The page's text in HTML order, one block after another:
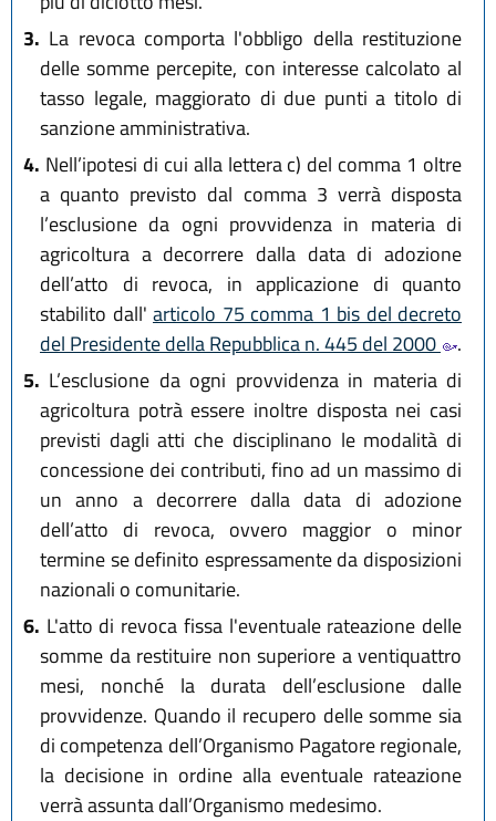
3. La revoca comporta l'obbligo della restituzione
delle somme percepite, con interesse calcolato al
tasso legale, maggiorato di due punti a titolo di
sanzione amministrativa.
4. Nell’ipotesi di cui alla lettera c) del comma 1 oltre
a quanto previsto dal comma 3 verrà disposta
l’esclusione da ogni provvidenza in materia di
agricoltura a decorrere dalla data di adozione
dell’atto di revoca, in applicazione di quanto
stabilito dall' articolo 75 comma 1 bis del decreto
del Presidente della Repubblica n. 445 del 2000
.
5. L’esclusione da ogni provvidenza in materia di
agricoltura potrà essere inoltre disposta nei casi
previsti dagli atti che disciplinano le modalità di
concessione dei contributi, fino ad un massimo di
un anno a decorrere dalla data di adozione
dell’atto di revoca, ovvero maggior o minor
termine se definito espressamente da disposizioni
nazionali o comunitarie.
6. L'atto di revoca fissa l'eventuale rateazione delle
somme da restituire non superiore a ventiquattro
mesi, nonché la durata dell’esclusione dalle
provvidenze. Quando il recupero delle somme sia
di competenza dell’Organismo Pagatore regionale,
la decisione in ordine alla eventuale rateazione
verrà assunta dall’Organismo medesimo.